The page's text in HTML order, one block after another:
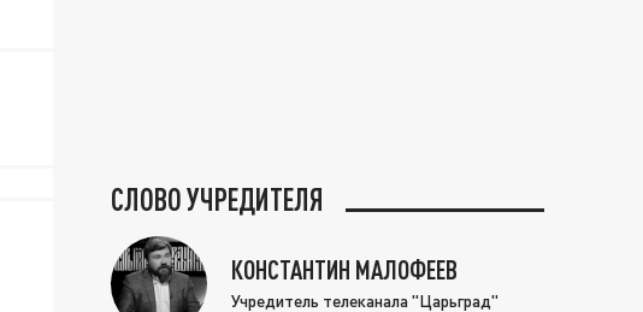
СЛОВО УЧРЕДИТЕЛЯ
КОНСТАНТИН МАЛОФЕЕВ
Учредитель телеканала "Царьград"